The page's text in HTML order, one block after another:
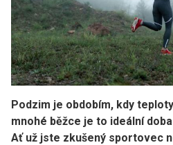
Podzim je obdobím, kdy
mnohé běžce je to ideální
Ať už jste zkušený sportovec